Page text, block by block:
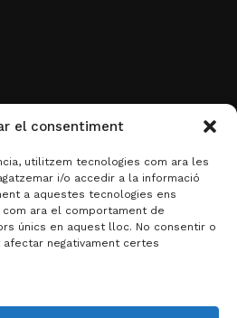
el consentiment
utilitzem tecnologies com ara les
i/o accedir a la informació
a aquestes tecnologies ens
ara el comportament de
únics en aquest lloc. No consentir o
negativament certes
per